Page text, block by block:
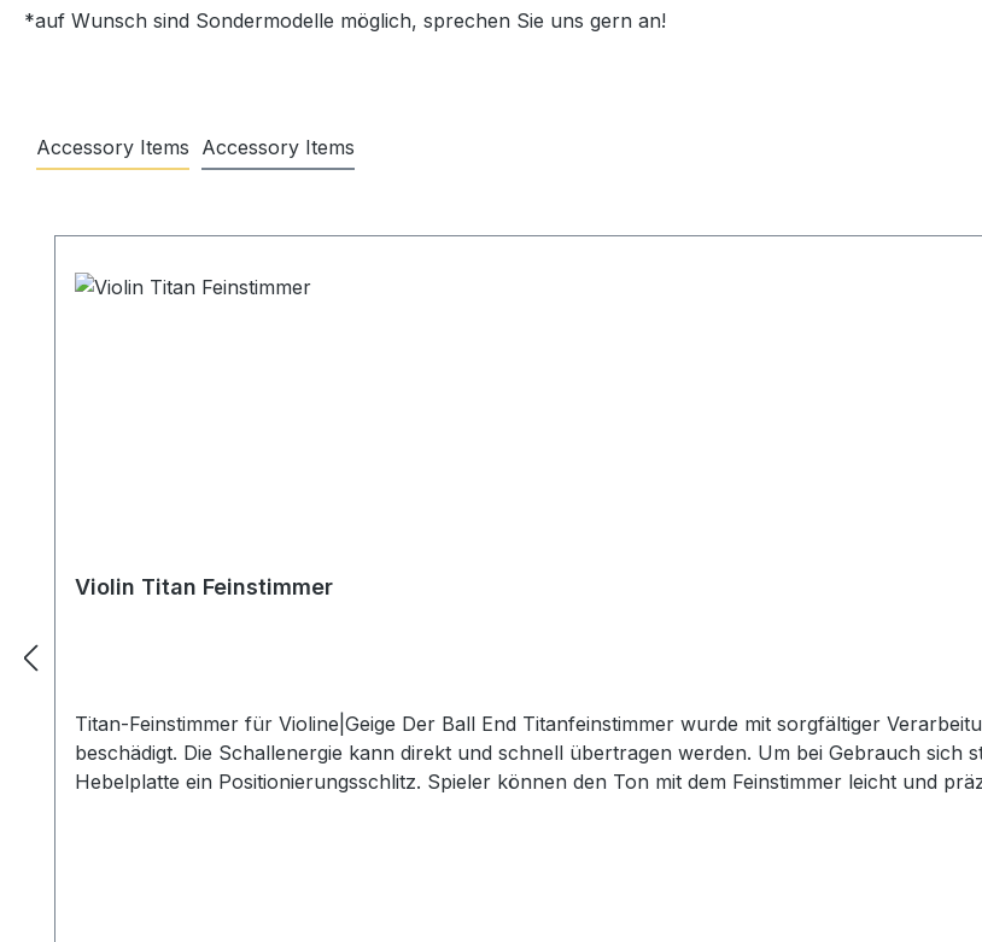
*auf Wunsch sind Sondermodelle möglich, sprechen Sie uns gern an!
Accessory Items Accessory Items
Violin Titan Feinstimmer
Titan-Feinstimmer für Violine|Geige Der Ball End Titanfeinstimmer wurde mit sorgfältiger
beschädigt. Die Schallenergie kann direkt und schnell übertragen werden. Um bei Gebrauch sich
Hebelplatte ein Positionierungsschlitz. Spieler können den Ton mit dem Feinstimmer leicht und